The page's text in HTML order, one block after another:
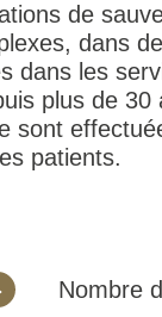
de
dans
dans les
plus de 30
sont
patients.
Nombre